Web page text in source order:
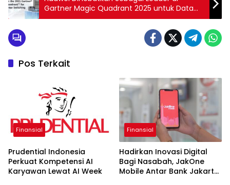
Gartner Magic Quadrant 2025 untuk Data
Center Switching
Pos Terkait
Finansial
Prudential Indonesia
Perkuat Kompetensi AI
Karyawan Lewat AI Week
Finansial
Hadirkan Inovasi Digital
Bagi Nasabah, JakOne
Mobile Antar Bank Jakarta